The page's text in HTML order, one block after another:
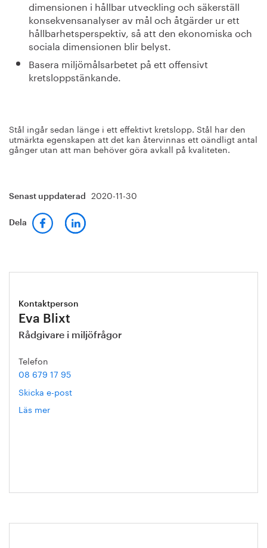
dimensionen i hållbar utveckling och säkerställ
konsekvensanalyser av mål och åtgärder ur ett
hållbarhetsperspektiv, så att den ekonomiska och
sociala dimensionen blir belyst.
Basera miljömålsarbetet på ett offensivt
kretsloppstänkande.
Stål ingår sedan länge i ett effektivt kretslopp. Stål har den
utmärkta egenskapen att det kan återvinnas ett oändligt antal
gånger utan att man behöver göra avkall på kvaliteten.
Senast uppdaterad 2020-11-30
Dela
Kontaktperson
Eva Blixt
Rådgivare i miljöfrågor
Telefon
08 679 17 95
Skicka e-post
Läs mer